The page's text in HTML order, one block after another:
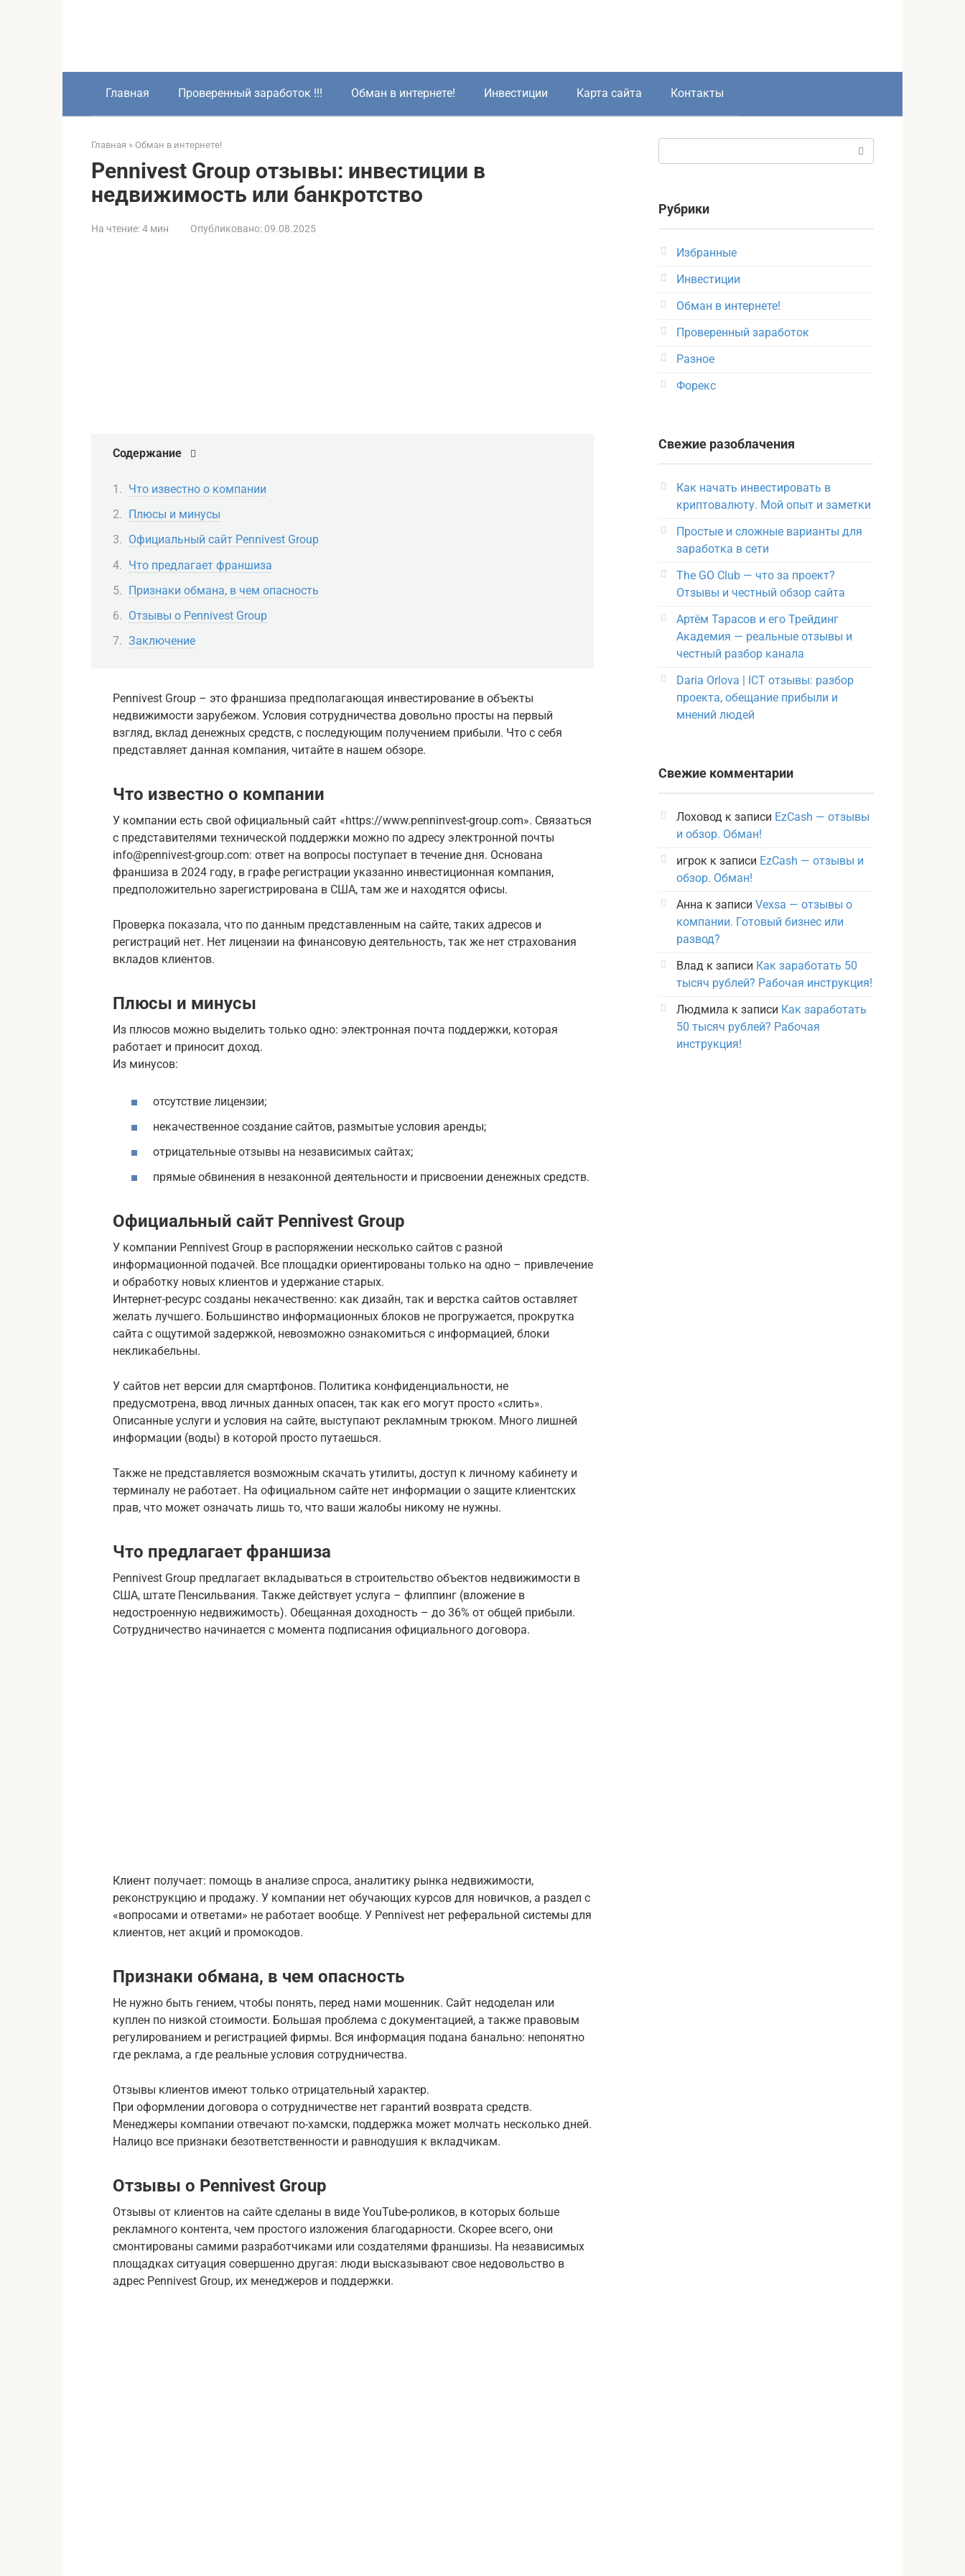
Главная Проверенный заработок !!! Обман в интернете! Инвестиции Карта сайта Контакты
Главная » Обман в интернете!
Pennivest Group отзывы: инвестиции в
недвижимость или банкротство
На чтение:4 мин Опубликовано: 09.08.2025
Содержание
Что известно о компании
Плюсы и минусы
Официальный сайт Pennivest Group
Что предлагает франшиза
Признаки обмана, в чем опасность
Отзывы о Pennivest Group
Заключение
Pennivest Group – это франшиза предполагающая инвестирование в объекты
недвижимости зарубежом. Условия сотрудничества довольно просты на первый
взгляд, вклад денежных средств, с последующим получением прибыли. Что с себя
представляет данная компания, читайте в нашем обзоре.
Что известно о компании
У компании есть свой официальный сайт «https://www.penninvest-group.com». Связаться
с представителями технической поддержки можно по адресу электронной почты
info@pennivest-group.com: ответ на вопросы поступает в течение дня. Основана
франшиза в 2024 году, в графе регистрации указанно инвестиционная компания,
предположительно зарегистрирована в США, там же и находятся офисы.
Проверка показала, что по данным представленным на сайте, таких адресов и
регистраций нет. Нет лицензии на финансовую деятельность, так же нет страхования
вкладов клиентов.
Плюсы и минусы
Из плюсов можно выделить только одно: электронная почта поддержки, которая
работает и приносит доход.
Из минусов:
отсутствие лицензии;
некачественное создание сайтов, размытые условия аренды;
отрицательные отзывы на независимых сайтах;
прямые обвинения в незаконной деятельности и присвоении денежных средств.
Официальный сайт Pennivest Group
У компании Pennivest Group в распоряжении несколько сайтов с разной
информационной подачей. Все площадки ориентированы только на одно – привлечение
и обработку новых клиентов и удержание старых.
Интернет-ресурс созданы некачественно: как дизайн, так и верстка сайтов оставляет
желать лучшего. Большинство информационных блоков не прогружается, прокрутка
сайта с ощутимой задержкой, невозможно ознакомиться с информацией, блоки
некликабельны.
У сайтов нет версии для смартфонов. Политика конфиденциальности, не
предусмотрена, ввод личных данных опасен, так как его могут просто «слить».
Описанные услуги и условия на сайте, выступают рекламным трюком. Много лишней
информации (воды) в которой просто путаешься.
Также не представляется возможным скачать утилиты, доступ к личному кабинету и
терминалу не работает. На официальном сайте нет информации о защите клиентских
прав, что может означать лишь то, что ваши жалобы никому не нужны.
Что предлагает франшиза
Pennivest Group предлагает вкладываться в строительство объектов недвижимости в
США, штате Пенсильвания. Также действует услуга – флиппинг (вложение в
недостроенную недвижимость). Обещанная доходность – до 36% от общей прибыли.
Сотрудничество начинается с момента подписания официального договора.
Клиент получает: помощь в анализе спроса, аналитику рынка недвижимости,
реконструкцию и продажу. У компании нет обучающих курсов для новичков, а раздел с
«вопросами и ответами» не работает вообще. У Pennivest нет реферальной системы для
клиентов, нет акций и промокодов.
Признаки обмана, в чем опасность
Не нужно быть гением, чтобы понять, перед нами мошенник. Сайт недоделан или
куплен по низкой стоимости. Большая проблема с документацией, а также правовым
регулированием и регистрацией фирмы. Вся информация подана банально: непонятно
где реклама, а где реальные условия сотрудничества.
Отзывы клиентов имеют только отрицательный характер.
При оформлении договора о сотрудничестве нет гарантий возврата средств.
Менеджеры компании отвечают по-хамски, поддержка может молчать несколько дней.
Налицо все признаки безответственности и равнодушия к вкладчикам.
Отзывы о Pennivest Group
Отзывы от клиентов на сайте сделаны в виде YouTube-роликов, в которых больше
рекламного контента, чем простого изложения благодарности. Скорее всего, они
смонтированы самими разработчиками или создателями франшизы. На независимых
площадках ситуация совершенно другая: люди высказывают свое недовольство в
адрес Pennivest Group, их менеджеров и поддержки.
Рубрики
Избранные
Инвестиции
Обман в интернете!
Проверенный заработок
Разное
Форекс
Свежие разоблачения
Как начать инвестировать в
криптовалюту. Мой опыт и заметки
Простые и сложные варианты для
заработка в сети
The GO Club — что за проект?
Отзывы и честный обзор сайта
Артём Тарасов и его Трейдинг
Академия — реальные отзывы и
честный разбор канала
Daria Orlova | ICT отзывы: разбор
проекта, обещание прибыли и
мнений людей
Свежие комментарии
Лоховод к записи EzCash — отзывы
и обзор. Обман!
игрок к записи EzCash — отзывы и
обзор. Обман!
Анна к записи Vexsa — отзывы о
компании. Готовый бизнес или
развод?
Влад к записи Как заработать 50
тысяч рублей? Рабочая инструкция!
Людмила к записи Как заработать
50 тысяч рублей? Рабочая
инструкция!